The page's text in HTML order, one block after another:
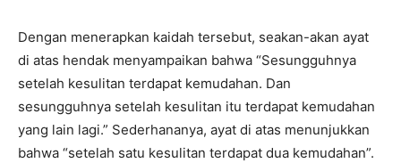
Dengan menerapkan kaidah tersebut, seakan-akan ayat
di atas hendak menyampaikan bahwa “Sesungguhnya
setelah kesulitan terdapat kemudahan. Dan
sesungguhnya setelah kesulitan itu terdapat kemudahan
yang lain lagi.” Sederhananya, ayat di atas menunjukkan
bahwa “setelah satu kesulitan terdapat dua kemudahan”.